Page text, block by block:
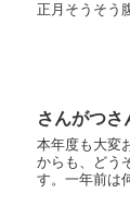
正月そうそう
さんがつさ
本年度も大変
からも、どう
す。一年前は